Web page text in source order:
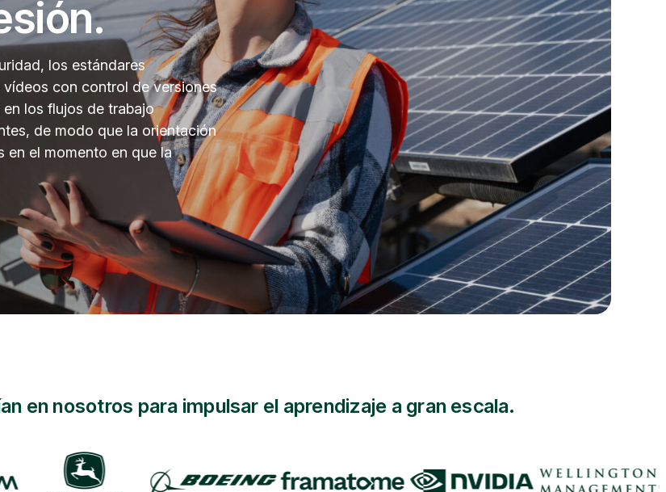
los estándares
vídeos con control de versiones
los flujos de trabajo
de modo que la orientación
en el momento en que la
en nosotros para impulsar el aprendizaje a gran escala.